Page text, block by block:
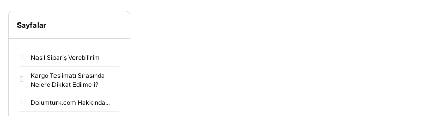
Sayfalar
Nasıl Sipariş Verebilirim
Kargo Teslimatı Sırasında
Nelere Dikkat Edilmeli?
Dolumturk.com Hakkında...